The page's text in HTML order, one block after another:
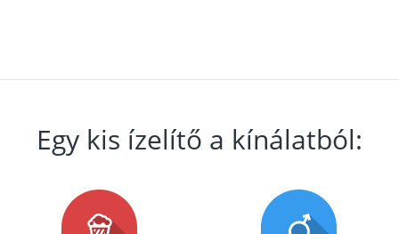
Egy kis ízelítő a kínálatból: